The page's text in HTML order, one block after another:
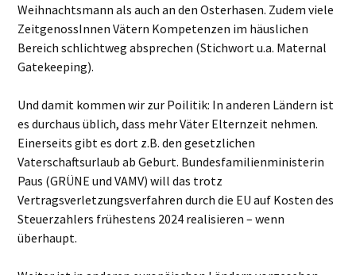
Weihnachtsmann als auch an den Osterhasen. Zudem viele
ZeitgenossInnen Vätern Kompetenzen im häuslichen
Bereich schlichtweg absprechen (Stichwort u.a. Maternal
Gatekeeping).
Und damit kommen wir zur Poilitik: In anderen Ländern ist
es durchaus üblich, dass mehr Väter Elternzeit nehmen.
Einerseits gibt es dort z.B. den gesetzlichen
Vaterschaftsurlaub ab Geburt. Bundesfamilienministerin
Paus (GRÜNE und VAMV) will das trotz
Vertragsverletzungsverfahren durch die EU auf Kosten des
Steuerzahlers frühestens 2024 realisieren – wenn
überhaupt.